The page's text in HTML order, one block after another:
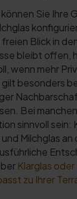
Sie Ihre
Blick in
bleibt offen,
wenn mehr
besonders
Bei
sinnvoll sein:
Milchglas
Klarglas
zu Ihrer